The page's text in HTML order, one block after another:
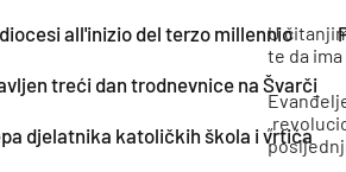
all'inizio del terzo millennio
treći dan trodnevnice na Švarči
djelatnika katoličkih škola i vrtića
U
te da